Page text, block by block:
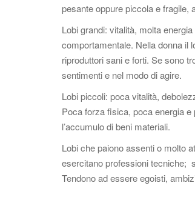
pesante oppure piccola e fragile,
Lobi grandi: vitalità, molta
comportamentale. Nella donna il
riproduttori sani e forti. Se sono
sentimenti e nel modo di agire.
Lobi piccoli: poca vitalità,
Poca forza fisica, poca energia e
l’accumulo di beni materiali.
Lobi che paiono assenti o molto
esercitano professioni tecniche;
Tendono ad essere egoisti,